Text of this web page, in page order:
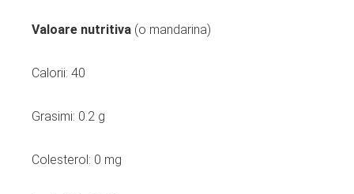
Valoare nutritiva (o mandarina)
Calorii: 40
Grasimi: 0.2 g
Colesterol: 0 mg